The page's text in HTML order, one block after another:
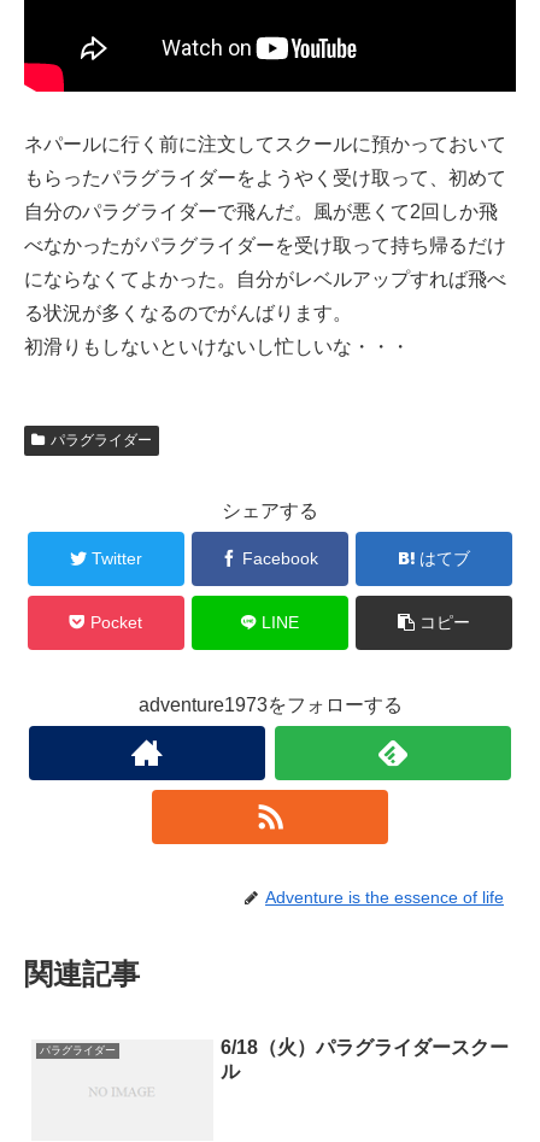
ネパールに行く前に注文してスクールに預かっておいて
もらったパラグライダーをようやく受け取って、初めて
自分のパラグライダーで飛んだ。風が悪くて2回しか飛
べなかったがパラグライダーを受け取って持ち帰るだけ
にならなくてよかった。自分がレベルアップすれば飛べ
る状況が多くなるのでがんばります。
初滑りもしないといけないし忙しいな・・・
パラグライダー
シェアする
Twitter Facebook はてブ
Pocket LINE コピー
adventure1973をフォローする
Adventure is the essence of life
関連記事
パラグライダー
6/18（火）パラグライダースクー
ル